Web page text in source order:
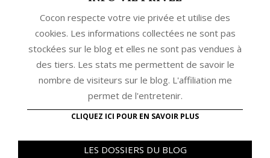
Cocon respecte votre vie privée et utilise des
cookies. Les informations collectées ne sont pas
stockées sur le blog et elles ne sont pas vendues à
des tiers. Les stats me permettent de savoir le
nombre de visiteurs sur le blog. L'affiliation me
permet de l'entretenir.
CLIQUEZ ICI POUR EN SAVOIR PLUS
LES DOSSIERS DU BLOG